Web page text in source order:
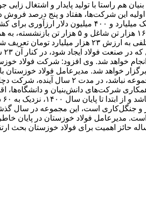
هم راستا با تولید پایدار و اشتغال زایی
این شرکت‌ها، هفتاد و پنج درصد
اختصاص داده شد. ابراهیمی در ادامه اظهار داشت: دو میلیون و ۵۰ هزار تن از محصولات تولیدی سال
معادل ۳ درصد تولید ناخالص کشور است. وی با اشاره به طرح‌های توسعه‌ای شرکت فولاد
حدود ۱۰۰ هزار نفری را تشکیل می‌دهد. با وجود ۱۲۰ هزار سهامدار شرکت فولاد خوزستان، سال گذشته
با بهره‌برداری از پروژه‌های در دست اجرا در آینده نزدیک به ۴ هزار تن جذب نیرو انجام خواهد
شرکت فولاد خوزستان، گفت: برای اجرای طرح‌های توسعه‌ای، تجهیزات این شرکت نیاز به
شرکت‌های دانش‌بنیان و دانشگاه‌ها،
جنگل‌کاری است، این مجموعه در سال
پروژه جنگل کاری ۲۴ هکتاری و کمربند سبز کوی مهدیس است. مدیرعامل فولاد
حائز اهمیت برای فولاد خوزستان بحث